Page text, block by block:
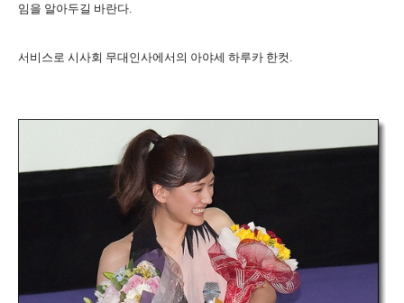
임을 알아두길 바란다.
서비스로 시사회 무대인사에서의 아야세 하루카 한컷.